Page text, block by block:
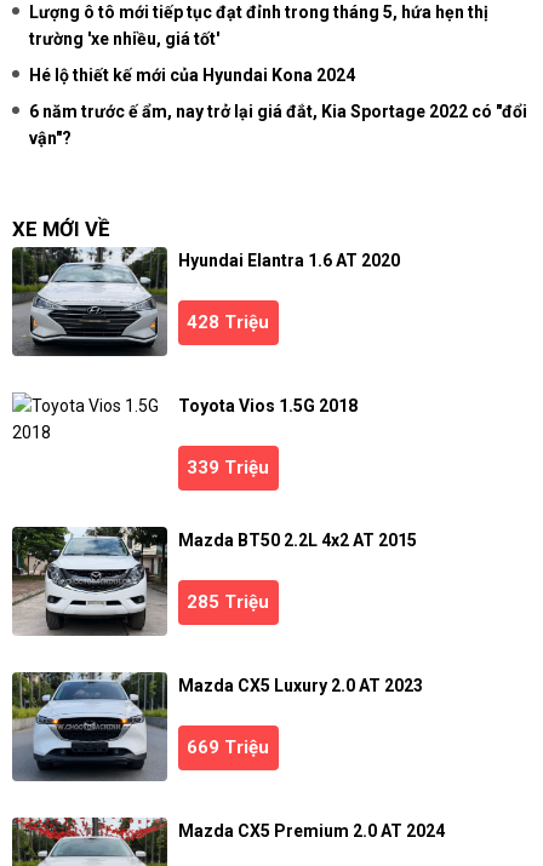
Lượng ô tô mới tiếp tục đạt đỉnh trong tháng 5, hứa hẹn thị
trường 'xe nhiều, giá tốt'
Hé lộ thiết kế mới của Hyundai Kona 2024
6 năm trước ế ẩm, nay trở lại giá đắt, Kia Sportage 2022 có "đổi
vận"?
XE MỚI VỀ
Hyundai Elantra 1.6 AT 2020
428 Triệu
Toyota Vios 1.5G 2018
339 Triệu
Mazda BT50 2.2L 4x2 AT 2015
285 Triệu
Mazda CX5 Luxury 2.0 AT 2023
669 Triệu
Mazda CX5 Premium 2.0 AT 2024